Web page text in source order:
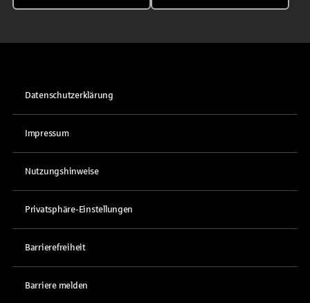
Datenschutzerklärung
Impressum
Nutzungshinweise
Privatsphäre-Einstellungen
Barrierefreiheit
Barriere melden